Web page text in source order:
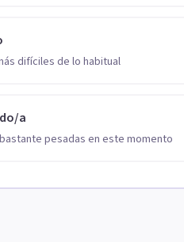
difíciles de lo habitual
a
pesadas en este momento